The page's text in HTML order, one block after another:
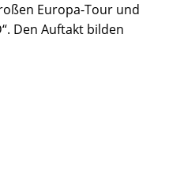
Europa-Tour und
Den Auftakt bilden